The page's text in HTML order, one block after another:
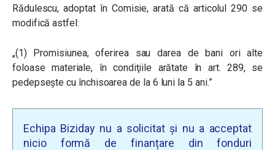
Rădulescu, adoptat în Comisie, arată că articolul 290 se
modifică astfel:
„(1) Promisiunea, oferirea sau darea de bani ori alte
foloase materiale, în condiţiile arătate în art. 289, se
pedepseşte cu închisoarea de la 6 luni la 5 ani.”
Echipa Biziday nu a solicitat și nu a acceptat
nicio formă de finanțare din fonduri